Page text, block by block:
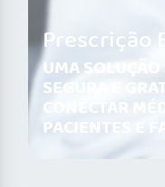
Prescrição
UMA
SEGURA E
CONECTAR
PACIENTES E